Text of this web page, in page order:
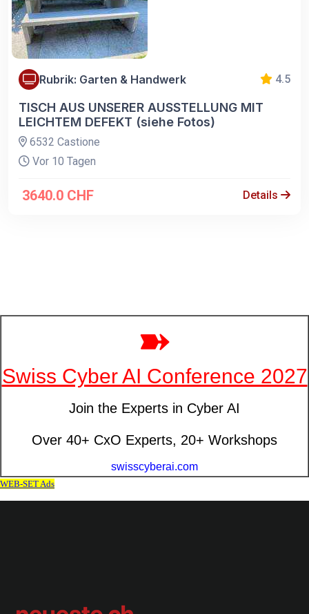
Rubrik: Garten & Handwerk 4.5
TISCH AUS UNSERER AUSSTELLUNG MIT
LEICHTEM DEFEKT (siehe Fotos)
6532 Castione
Vor 10 Tagen
3640.0 CHF Details